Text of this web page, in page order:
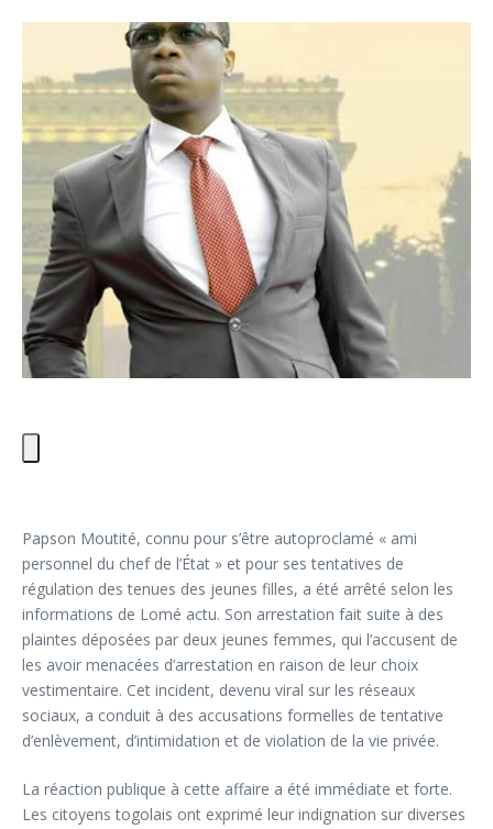
Papson Moutité, connu pour s’être autoproclamé « ami
personnel du chef de l’État » et pour ses tentatives de
régulation des tenues des jeunes filles, a été arrêté selon les
informations de Lomé actu. Son arrestation fait suite à des
plaintes déposées par deux jeunes femmes, qui l’accusent de
les avoir menacées d’arrestation en raison de leur choix
vestimentaire. Cet incident, devenu viral sur les réseaux
sociaux, a conduit à des accusations formelles de tentative
d’enlèvement, d’intimidation et de violation de la vie privée.
La réaction publique à cette affaire a été immédiate et forte.
Les citoyens togolais ont exprimé leur indignation sur diverses